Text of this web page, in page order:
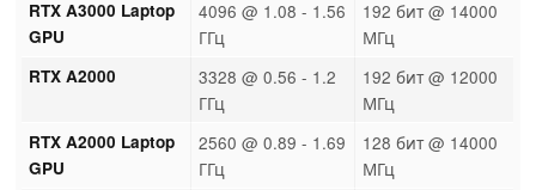
RTX A3000 Laptop
GPU
4096 @ 1.08 - 1.56
ГГц
192 бит @ 14000
МГц
RTX A2000
3328 @ 0.56 - 1.2
ГГц
192 бит @ 12000
МГц
RTX A2000 Laptop
GPU
2560 @ 0.89 - 1.69
ГГц
128 бит @ 14000
МГц